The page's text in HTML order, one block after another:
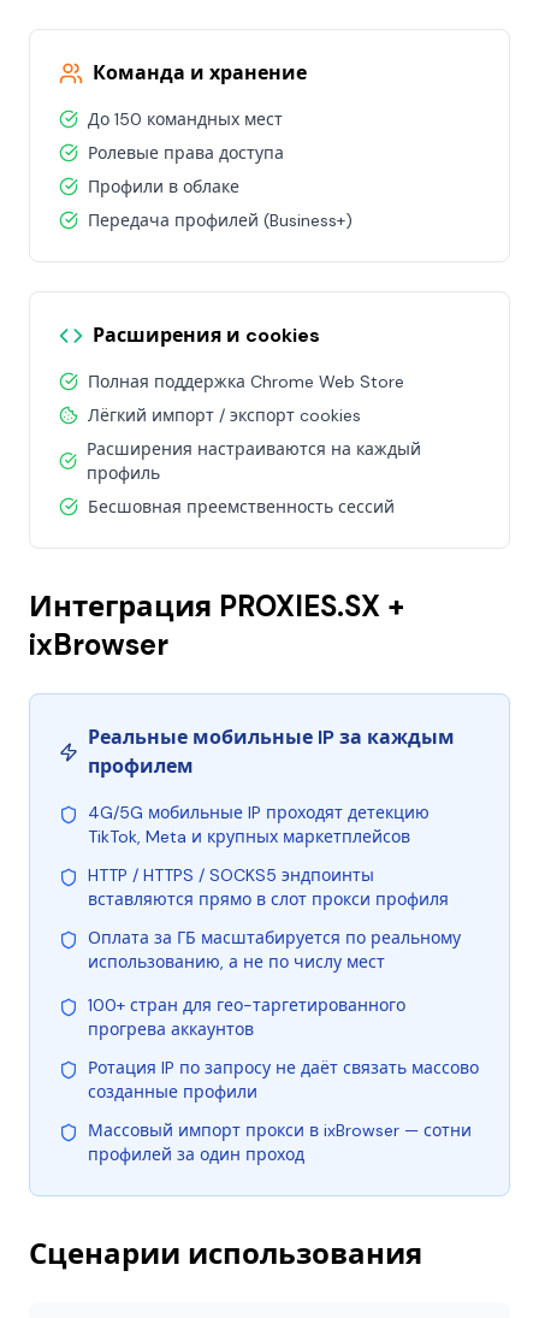
Команда и хранение
До 150 командных мест
Ролевые права доступа
Профили в облаке
Передача профилей (Business+)
Расширения и cookies
Полная поддержка Chrome Web Store
Лёгкий импорт / экспорт cookies
Расширения настраиваются на каждый
профиль
Бесшовная преемственность сессий
Интеграция PROXIES.SX +
ixBrowser
Реальные мобильные IP за каждым
профилем
4G/5G мобильные IP проходят детекцию
TikTok, Meta и крупных маркетплейсов
HTTP / HTTPS / SOCKS5 эндпоинты
вставляются прямо в слот прокси профиля
Оплата за ГБ масштабируется по реальному
использованию, а не по числу мест
100+ стран для гео-таргетированного
прогрева аккаунтов
Ротация IP по запросу не даёт связать массово
созданные профили
Массовый импорт прокси в ixBrowser — сотни
профилей за один проход
Сценарии использования